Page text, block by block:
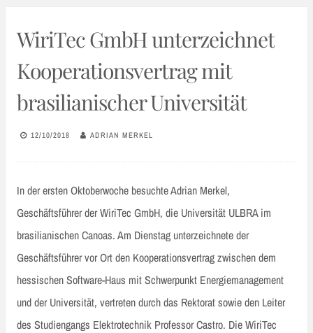
WiriTec GmbH unterzeichnet
Kooperationsvertrag mit
brasilianischer Universität
12/10/2018 ADRIAN MERKEL
In der ersten Oktoberwoche besuchte Adrian Merkel,
Geschäftsführer der WiriTec GmbH, die Universität ULBRA im
brasilianischen Canoas. Am Dienstag unterzeichnete der
Geschäftsführer vor Ort den Kooperationsvertrag zwischen dem
hessischen Software-Haus mit Schwerpunkt Energiemanagement
und der Universität, vertreten durch das Rektorat sowie den Leiter
des Studiengangs Elektrotechnik Professor Castro. Die WiriTec